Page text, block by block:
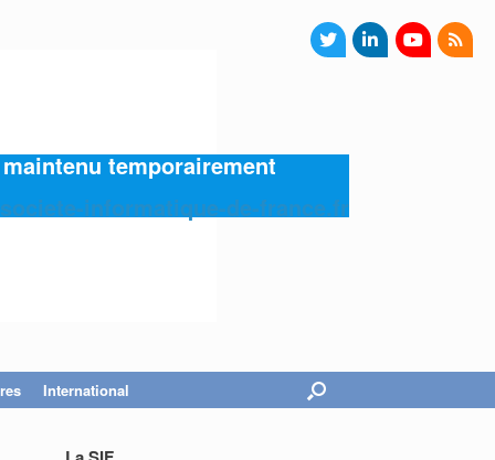
maintenu temporairement
informatique-de-france.fr
International